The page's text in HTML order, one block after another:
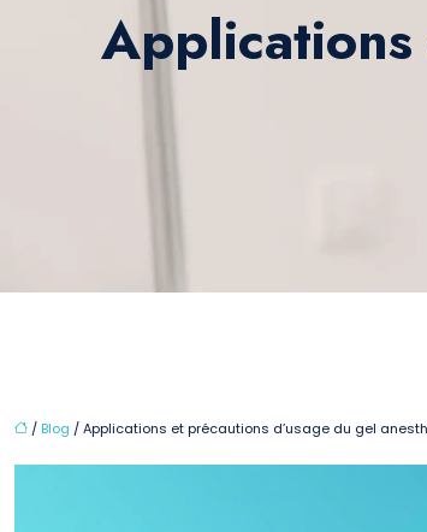
/ Blog / Applications et précautions d’usage du gel